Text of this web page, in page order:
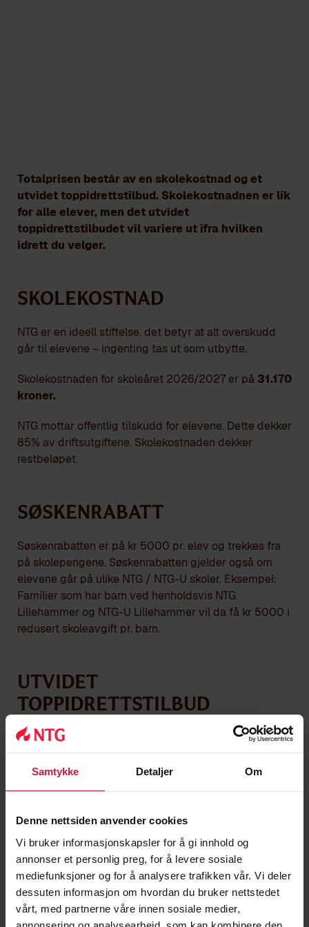
Samtykke Detaljer Om
Denne nettsiden anvender cookies
Vi bruker informasjonskapsler for å gi innhold og
annonser et personlig preg, for å levere sosiale
mediefunksjoner og for å analysere trafikken vår. Vi deler
dessuten informasjon om hvordan du bruker nettstedet
vårt, med partnerne våre innen sosiale medier,
Totalprisen består av en skolekostnad og et
utvidet toppidrettstilbud. Skolekostnadnen er lik
for alle elever, men det utvidet
toppidrettstilbudet vil variere ut ifra hvilken
idrett du velger.
Skolekostnad
NTG er en ideell stiftelse, det betyr at alt overskudd
går til elevene – ingenting tas ut som utbytte.
Skolekostnaden for skoleåret 2026/2027 er på 31.170
kroner.
NTG mottar offentlig tilskudd for elevene. Dette dekker
85% av driftsutgiftene. Skolekostnaden dekker
restbeløpet.
Søskenrabatt
Søskenrabatten er på kr 5000 pr. elev og trekkes fra
på skolepengene. Søskenrabatten gjelder også om
elevene går på ulike NTG / NTG-U skoler. Eksempel:
Familier som har barn ved henholdsvis NTG
Lillehammer og NTG-U Lillehammer vil da få kr 5000 i
redusert skoleavgift pr. barn.
Utvidet
toppidrettstilbud
NTG har et utvidet toppidrettstilbud som kommer i
tillegg til skoletilbudet. Kostnadene for dette vil
variere etter hvilken idrett du velger, og kan dekke
følgende:
Individuell og helhetlig oppfølging utover
skoletiden av profesjonelle trenere
Daglige treninger inkludert anlegg, hall og/eller
baneleie
Transport til og fra trening
Støtteapparat på daglige treninger og under